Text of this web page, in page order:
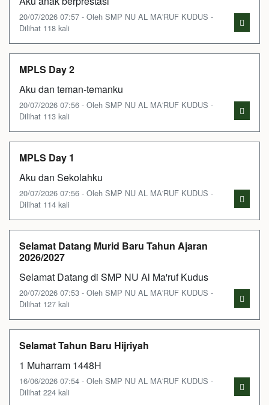
20/07/2026 07:57 - Oleh SMP NU AL MA'RUF KUDUS -
Dilihat 118 kali
MPLS Day 2
Aku dan teman-temanku
20/07/2026 07:56 - Oleh SMP NU AL MA'RUF KUDUS -
Dilihat 113 kali
MPLS Day 1
Aku dan Sekolahku
20/07/2026 07:56 - Oleh SMP NU AL MA'RUF KUDUS -
Dilihat 114 kali
Selamat Datang Murid Baru Tahun Ajaran
2026/2027
Selamat Datang di SMP NU Al Ma'ruf Kudus
20/07/2026 07:53 - Oleh SMP NU AL MA'RUF KUDUS -
Dilihat 127 kali
Selamat Tahun Baru Hijriyah
1 Muharram 1448H
16/06/2026 07:54 - Oleh SMP NU AL MA'RUF KUDUS -
Dilihat 224 kali